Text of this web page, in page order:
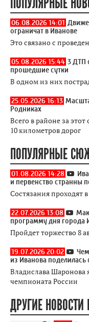
06.08.2026 14:01
ограничат в Иванове
Это связано с
05.08.2026 15:44 3 ДТП
прошедшие сутки
В одном из них
25.05.2026 16:13
Родниках
Всего в районе за
10 километров дорог
ПОПУЛЯРНЫЕ
01.08.2026 14:28
и первенство странны
Состязания проходят
22.07.2026 13:08
программу дня города
Пройдет торжество 8
19.07.2026 20:02
из Иванова
Владислава Шаронова
чемпионата России
ДРУГИЕ НОВОСТИ